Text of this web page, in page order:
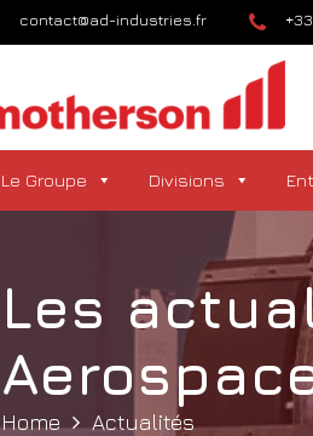
contact@ad-industries.fr
Le Groupe Divisions
Les
Home Actualités